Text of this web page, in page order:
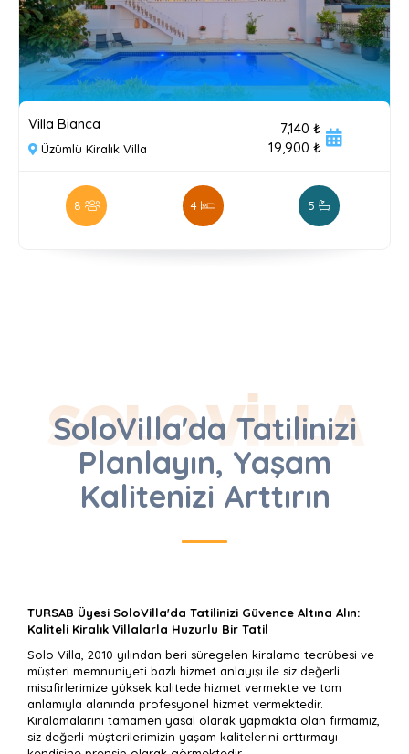
Villa Bianca
Üzümlü Kiralık Villa
7,140 ₺
19,900 ₺
8 4 5
SoloVilla'da Tatilinizi
Planlayın, Yaşam
Kalitenizi Arttırın
SOLO VILLA
TURSAB Üyesi SoloVilla'da Tatilinizi Güvence Altına Alın:
Kaliteli Kiralık Villalarla Huzurlu Bir Tatil
Solo Villa, 2010 yılından beri süregelen kiralama tecrübesi ve
müşteri memnuniyeti bazlı hizmet anlayışı ile siz değerli
misafirlerimize yüksek kalitede hizmet vermekte ve tam
anlamıyla alanında profesyonel hizmet vermektedir.
Kiralamalarını tamamen yasal olarak yapmakta olan firmamız,
siz değerli müşterilerimizin yaşam kalitelerini arttırmayı